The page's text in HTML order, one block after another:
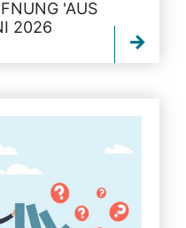
'AUS
2026